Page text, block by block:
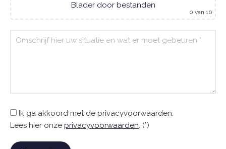
Blader door bestanden
0 van 10
Ik ga akkoord met de privacyvoorwaarden.
Lees hier onze privacyvoorwaarden. (*)